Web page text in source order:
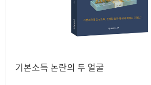
기본소득 논란의 두 얼굴